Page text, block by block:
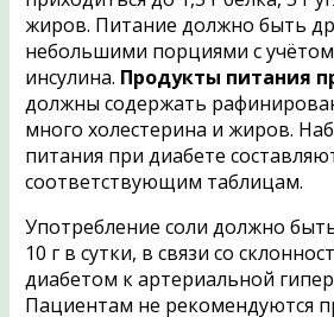
жиров. Питание должно быть
небольшими порциями с
инсулина. Продукты питания
должны содержать
много холестерина и жиров.
питания при диабете
соответствующим таблицам.
Употребление соли должно
10 г в сутки, в связи со
диабетом к артериальной
Пациентам не рекомендуются